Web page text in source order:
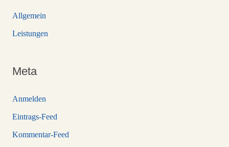
Allgemein
Leistungen
Meta
Anmelden
Eintrags-Feed
Kommentar-Feed